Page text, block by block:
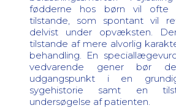
fødderne hos børn vil ofte
tilstande, som spontant vil
delvist under opvæksten.
tilstande af mere alvorlig
behandling. En
vedvarende gener bør
udgangspunkt i en
sygehistorie samt en
undersøgelse af patienten.